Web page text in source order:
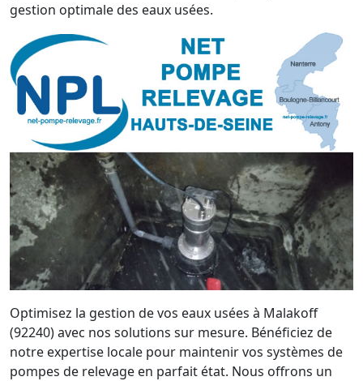
gestion optimale des eaux usées.
Optimisez la gestion de vos eaux usées à Malakoff
(92240) avec nos solutions sur mesure. Bénéficiez de
notre expertise locale pour maintenir vos systèmes de
pompes de relevage en parfait état. Nous offrons un